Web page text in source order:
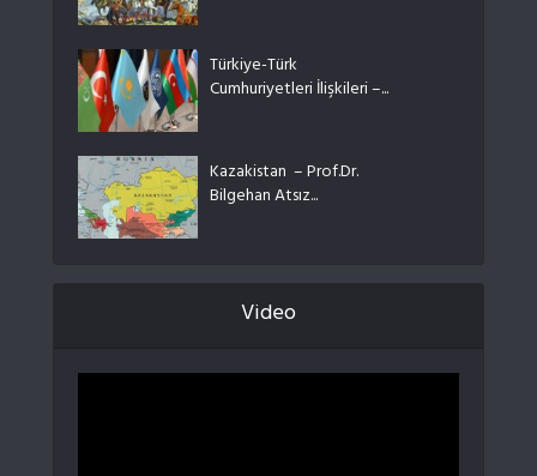
Türkiye-Türk
Cumhuriyetleri İlişkileri –...
Kazakistan – Prof.Dr.
Bilgehan Atsız...
Video